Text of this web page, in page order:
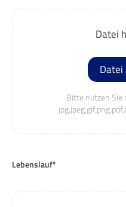
Datei
Bitte nutzen Sie
Lebenslauf*